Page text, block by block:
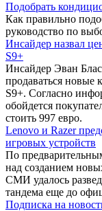
Подобрать
Как правильно
руководство по
Инсайдер назвал
S9+
Инсайдер Эван
продаваться новые
S9+. Согласно
обойдется
стоить 997 евро.
Lenovo и Razer
игровых устройств
По
над созданием
СМИ удалось
тандема еще до
Подписка на